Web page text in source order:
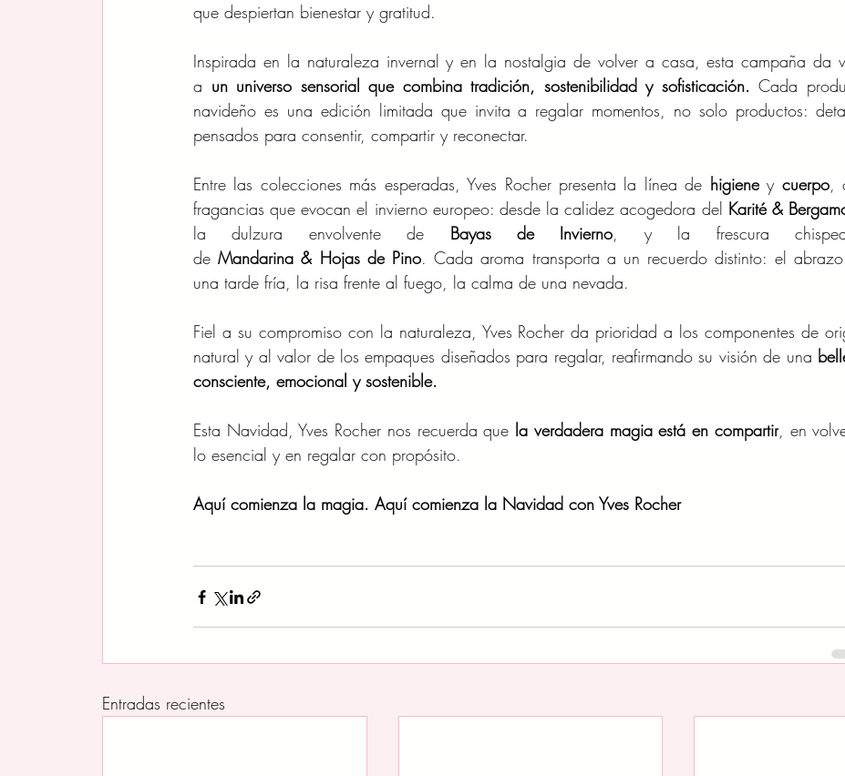
que despiertan bienestar y gratitud.
Inspirada en la naturaleza invernal y en la nostalgia de volver a casa, esta campaña da
a un universo sensorial que combina tradición, sostenibilidad y sofisticación. Cada
navideño es una edición limitada que invita a regalar momentos, no solo productos:
pensados para consentir, compartir y reconectar.
Entre las colecciones más esperadas, Yves Rocher presenta la línea de higiene y cuerpo,
fragancias que evocan el invierno europeo: desde la calidez acogedora del Karité &
la dulzura envolvente de Bayas de Invierno, y la frescura
de Mandarina & Hojas de Pino. Cada aroma transporta a un recuerdo distinto: el
una tarde fría, la risa frente al fuego, la calma de una nevada.
Fiel a su compromiso con la naturaleza, Yves Rocher da prioridad a los componentes de
natural y al valor de los empaques diseñados para regalar, reafirmando su visión de una
consciente, emocional y sostenible.
Esta Navidad, Yves Rocher nos recuerda que la verdadera magia está en compartir, en
lo esencial y en regalar con propósito.
Aquí comienza la magia. Aquí comienza la Navidad con Yves Rocher
Entradas recientes